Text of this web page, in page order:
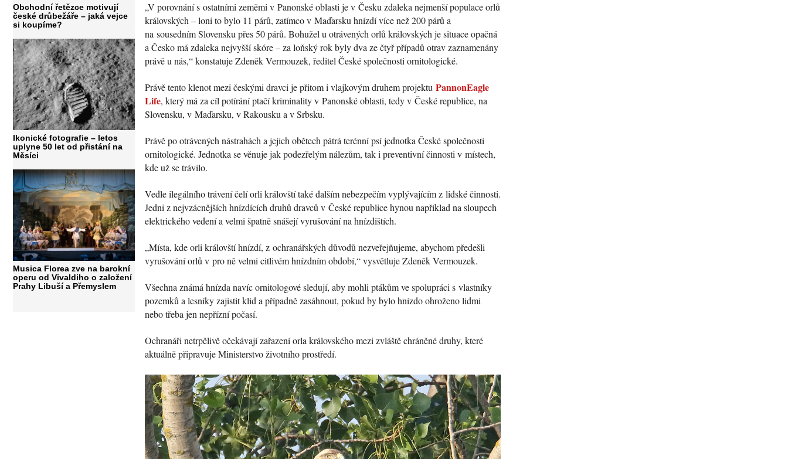
Obchodní řetězce motivují
české drůbežáře – jaká vejce
si koupíme?
Ikonické fotografie – letos
uplyne 50 let od přistání na
Měsíci
Musica Florea zve na barokní
operu od Vivaldiho o založení
Prahy Libuší a Přemyslem
„V porovnání s ostatními zeměmi v Panonské oblasti je v Česku zdaleka nejmenší populace orlů
královských – loni to bylo 11 párů, zatímco v Maďarsku hnízdí více než 200 párů a
na sousedním Slovensku přes 50 párů. Bohužel u otrávených orlů královských je situace opačná
a Česko má zdaleka nejvyšší skóre – za loňský rok byly dva ze čtyř případů otrav zaznamenány
právě u nás,“ konstatuje Zdeněk Vermouzek, ředitel České společnosti ornitologické.
Právě tento klenot mezi českými dravci je přitom i vlajkovým druhem projektu PannonEagle
Life, který má za cíl potírání ptačí kriminality v Panonské oblasti, tedy v České republice, na
Slovensku, v Maďarsku, v Rakousku a v Srbsku.
Právě po otrávených nástrahách a jejich obětech pátrá terénní psí jednotka České společnosti
ornitologické. Jednotka se věnuje jak podezřelým nálezům, tak i preventivní činnosti v místech,
kde už se trávilo.
Vedle ilegálního trávení čelí orli královští také dalším nebezpečím vyplývajícím z lidské činnosti.
Jedni z nejvzácnějších hnízdících druhů dravců v České republice hynou například na sloupech
elektrického vedení a velmi špatně snášejí vyrušování na hnízdištích.
„Místa, kde orli královští hnízdí, z ochranářských důvodů nezveřejňujeme, abychom předešli
vyrušování orlů v pro ně velmi citlivém hnízdním období,“ vysvětluje Zdeněk Vermouzek.
Všechna známá hnízda navíc ornitologové sledují, aby mohli ptákům ve spolupráci s vlastníky
pozemků a lesníky zajistit klid a případně zasáhnout, pokud by bylo hnízdo ohroženo lidmi
nebo třeba jen nepřízní počasí.
Ochranáři netrpělivě očekávají zařazení orla královského mezi zvláště chráněné druhy, které
aktuálně připravuje Ministerstvo životního prostředí.